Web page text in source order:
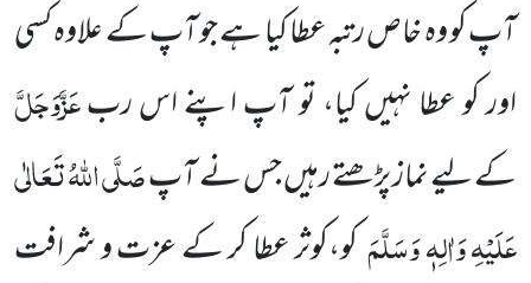
آپ کو وہ خاص رتبہ عطا کیا ہے جو آپ کے علاوہ کسی
اور کو عطا نہیں کیا، تو آپ اپنے اس ربعَزَّوَجَلَّ
کے لیے نماز پڑھتے رہیں جس نے آپصَلَّی اللّٰہُ تَعَالٰی
عَلَیْہِ وَاٰلِہٖ وَسَلَّمَکو،کوثر عطا کر کے عزت و شرافت